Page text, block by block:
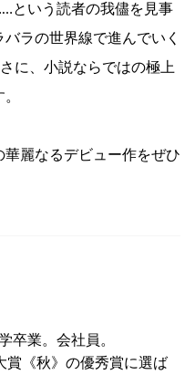
という読者の我儘を見事
ラの世界線で進んでいく
に、小説ならではの極上
麗なるデビュー作をぜひ
卒業。会社員。
賞《秋》の優秀賞に選ば